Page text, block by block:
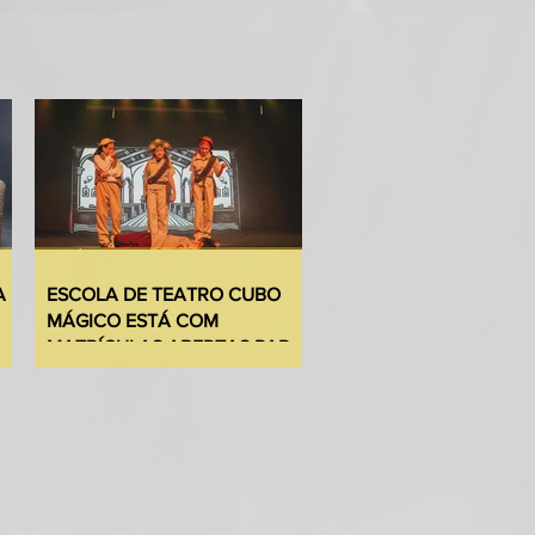
e outra turnê, esteve em
uma entrevista exclusiva
e o
a segunda
do programa QUEM FAZ ARTE,
ao apresentador Josuel Junior
bastidores do teatro, do
televisão. O episódio vai ao ar
setembro, às 21. O link será
nos stories.
ESCOLA DE TEATRO CUBO
MÁGICO ESTÁ COM
MATRÍCULAS ABERTAS PARA
O SEGUNDO SEMESTRE DE